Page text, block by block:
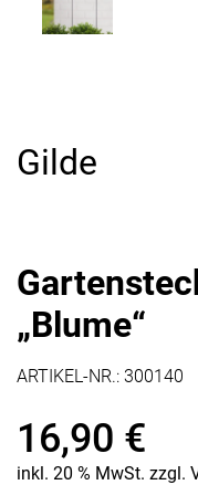
Gilde
„Blume“
ARTIKEL-NR.: 300140
16,90 €
inkl. 20 % MwSt. zzgl.